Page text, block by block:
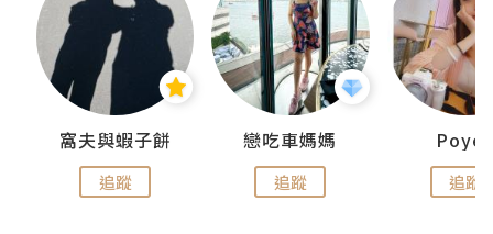
窩夫與蝦子餅
追蹤
戀吃車媽媽
追蹤 追蹤